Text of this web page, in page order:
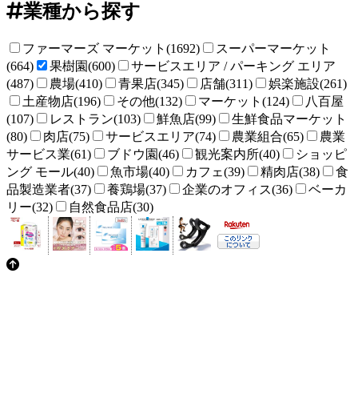
業種から探す
ファーマーズ マーケット(1692)
スーパーマーケット
(664)
果樹園(600)
サービスエリア / パーキング エリア
(487)
農場(410) 青果店(345) 店舗(311)
娯楽施設(261)
土産物店(196)
その他(132) マーケット(124)
八百屋
(107)
レストラン(103) 鮮魚店(99)
生鮮食品マーケット
(80)
肉店(75) サービスエリア(74) 農業組合(65)
農業
サービス業(61)
ブドウ園(46) 観光案内所(40)
ショッピ
ング モール(40)
魚市場(40) カフェ(39) 精肉店(38)
食
品製造業者(37)
養鶏場(37) 企業のオフィス(36)
ベーカ
リー(32)
自然食品店(30)